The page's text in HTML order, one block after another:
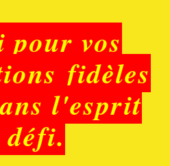
pour vos
fidèles
l'esprit